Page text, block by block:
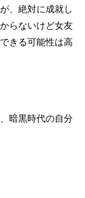
、絶対に成就し
らないけど女友
きる可能性は高
暗黒時代の自分